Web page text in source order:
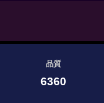
品質
6360